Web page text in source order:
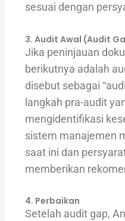
sesuai dengan
3. Audit Awal (Audit
Jika peninjauan
berikutnya adalah
disebut sebagai
langkah pra-audit
mengidentifikasi
sistem manajemen
saat ini dan
memberikan
4. Perbaikan
Setelah audit gap,